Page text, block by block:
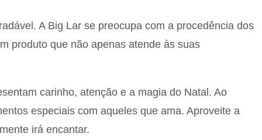
A Big Lar se preocupa com a procedência dos
produto que não apenas atende às suas
carinho, atenção e a magia do Natal. Ao
especiais com aqueles que ama. Aproveite a
irá encantar.